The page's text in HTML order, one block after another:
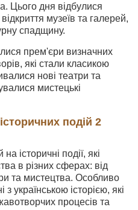
Цього дня відбулися
музеїв та галерей,
спадщину.
прем'єри визначних
які стали класикою
нові театри та
мистецькі
подій 2
історичні події, які
в різних сферах: від
та мистецтва. Особливо
українською історією, які
процесів та